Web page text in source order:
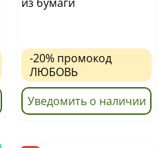
-20% промокод
ЛЮБОВЬ
Уведомить о наличии